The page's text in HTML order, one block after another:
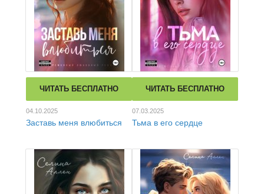
ЧИТАТЬ БЕСПЛАТНО
04.10.2025
Заставь меня влюбиться
ЧИТАТЬ БЕСПЛАТНО
07.03.2025
Тьма в его сердце